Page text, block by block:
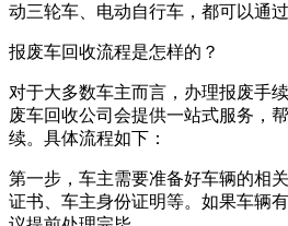
动三轮车、电动自行车，都可以通
报废车回收流程是怎样的？
对于大多数车主而言，办理报废手
废车回收公司会提供一站式服务，
续。具体流程如下：
第一步，车主需要准备好车辆的相
证书、车主身份证明等。如果车辆